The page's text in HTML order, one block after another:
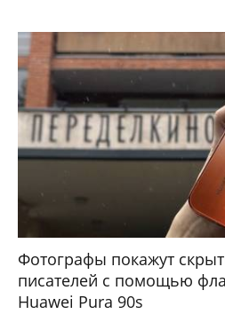
Фотографы покажут
писателей с помощью
Huawei Pura 90s